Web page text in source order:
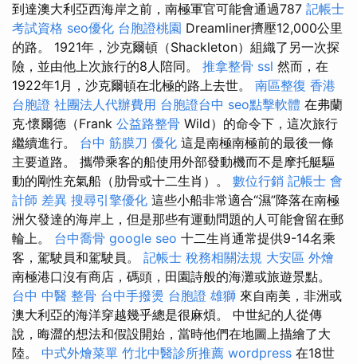
到達澳大利亞西海岸之前，南極軍官可能會通過787 記帳士
考試資格 seo優化 台胞證桃園 Dreamliner擠壓12,000公里
的路。 1921年，沙克爾頓（Shackleton）組織了另一次探
險，並由他上次旅行的8人陪同。 推拿整骨 ssl 然而，在
1922年1月，沙克爾頓在北極的路上去世。 南區整復 香港
台胞證 社團法人代辦費用 台胞證台中 seo點擊軟體 在弗蘭
克·懷爾德（Frank 公益路整骨 Wild）的命令下，這次旅行
繼續進行。 台中 筋膜刀 優化 這是南極南極前的最後一條
主要道路。 攜帶乘客的船使用外部發動機而不是摩托艇驅
動的剛性充氣船（肋骨或十二生肖）。 數位行銷 記帳士 會
計師 差異 搜尋引擎優化 這些小船非常適合“濕”降落在南極
洲欠發達的海岸上，但是那些有運動問題的人可能會留在郵
輪上。 台中喬骨 google seo 十二生肖通常提供9-14名乘
客，駕駛員和駕駛員。 記帳士 稅務相關法規 大安區 外燴
南極港口沒有商店，碼頭，田園詩般的海灘或旅遊景點。
台中 中醫 整骨 台中手撥燙 台胞證 雄獅 來自南美，非洲或
澳大利亞的海洋穿越幾乎總是很麻煩。 中世紀的人從傳
說，晦澀的想法和假設開始，當時他們在地圖上描繪了大
陸。 中式外燴菜單 竹北中醫診所推薦 wordpress 在18世